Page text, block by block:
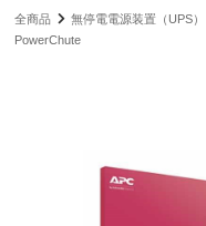
全商品 無停電電源装置（UPS）
PowerChute